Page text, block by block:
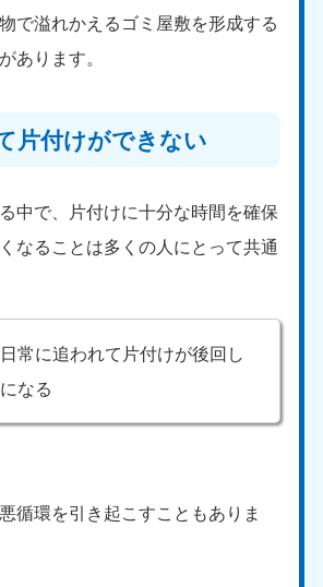
で溢れかえるゴミ屋敷を形成する
あります。
片付けができない
中で、片付けに十分な時間を確保
なることは多くの人にとって共通
日常に追われて片付けが後回し
になる
循環を引き起こすこともありま